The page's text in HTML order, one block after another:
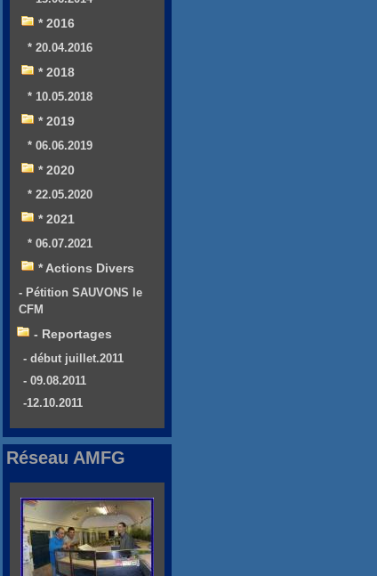
* 2016
* 20.04.2016
* 2018
* 10.05.2018
* 2019
* 06.06.2019
* 2020
* 22.05.2020
* 2021
* 06.07.2021
* Actions Divers
- Pétition SAUVONS le
CFM
- Reportages
- début juillet.2011
- 09.08.2011
-12.10.2011
Réseau AMFG